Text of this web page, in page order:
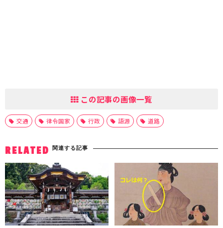
この記事の画像一覧
交通 律令国家 行政 語源 道路
RELATED 関連する記事